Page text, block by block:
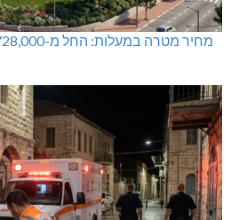
מחיר מטרה במעלות: החל מ-728,000 ₪